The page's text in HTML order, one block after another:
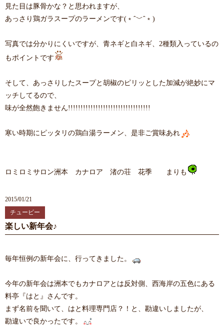
見た目は豚骨かな？と思われますが、
あっさり鶏ガラスープのラーメンです(﹡ˆ﹀ˆ﹡)
写真では分かりにくいですが、青ネギと白ネギ、2種類入っているの
もポイントです
そして、あっさりしたスープと胡椒のピリッとした加減が絶妙にマ
ッチしてるので、
味が全然飽きません!!!!!!!!!!!!!!!!!!!!!!!!!!!!!!!!!
寒い時期にピッタリの鶏白湯ラーメン、是非ご賞味あれ
ロミロミサロン洲本 カナロア 渚の荘 花季 まりも
2015/01/21
チュービー
楽しい新年会♪
毎年恒例の新年会に、行ってきました。
今年の新年会は洲本でもカナロアとは反対側、西海岸の五色にある
料亭『はと』さんです。
まず名前を聞いて、はと料理専門店？！と、勘違いしましたが、
勘違いで良かったです。